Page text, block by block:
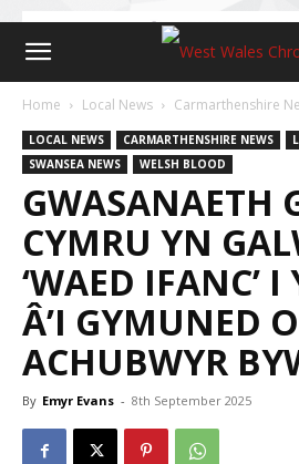
Home Local News Carmarthenshire
LOCAL NEWS CARMARTHENSHIRE NEWS
SWANSEA NEWS
WELSH BLOOD
GWASANAETH
CYMRU YN
‘WAED IFANC’
Â’I GYMUNED O
ACHUBWYR
By Emyr Evans - 8th September 2025